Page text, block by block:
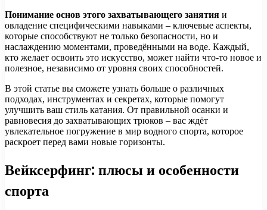
Понимание основ этого захватывающего занятия и
овладение специфическими навыками – ключевые аспекты,
которые способствуют не только безопасности, но и
наслаждению моментами, проведёнными на воде. Каждый,
кто желает освоить это искусство, может найти что-то новое и
полезное, независимо от уровня своих способностей.
В этой статье вы сможете узнать больше о различных
подходах, инструментах и секретах, которые помогут
улучшить ваш стиль катания. От правильной осанки и
равновесия до захватывающих трюков – вас ждёт
увлекательное погружение в мир водного спорта, которое
раскроет перед вами новые горизонты.
Вейксерфинг: плюсы и особенности
спорта